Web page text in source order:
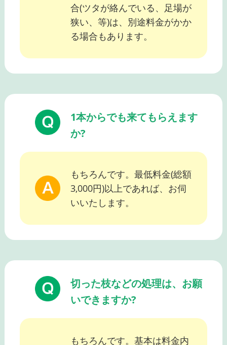
合(ツタが絡んでいる、足場が
狭い、等)は、別途料金がかか
る場合もあります。
1本からでも来てもらえます
か?
もちろんです。最低料金(総額
3,000円)以上であれば、お伺
いいたします。
切った枝などの処理は、お願
いできますか?
もちろんです。基本は料金内